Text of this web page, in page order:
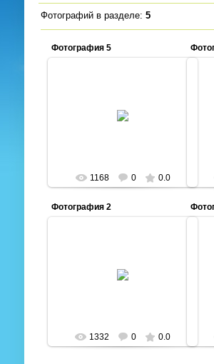
Фотографий в разделе: 5
Фотография 5
1168 0 0.0
Фотография 2
1332 0 0.0